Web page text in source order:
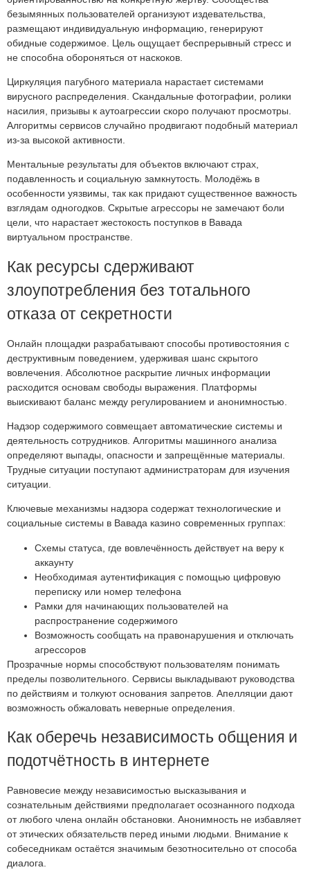
безымянных пользователей организуют издевательства,
размещают индивидуальную информацию, генерируют
обидные содержимое. Цель ощущает беспрерывный стресс и
не способна обороняться от наскоков.
Циркуляция пагубного материала нарастает системами
вирусного распределения. Скандальные фотографии, ролики
насилия, призывы к аутоагрессии скоро получают просмотры.
Алгоритмы сервисов случайно продвигают подобный материал
из-за высокой активности.
Ментальные результаты для объектов включают страх,
подавленность и социальную замкнутость. Молодёжь в
особенности уязвимы, так как придают существенное важность
взглядам одногодков. Скрытые агрессоры не замечают боли
цели, что нарастает жестокость поступков в Вавада
виртуальном пространстве.
Как ресурсы сдерживают
злоупотребления без тотального
отказа от секретности
Онлайн площадки разрабатывают способы противостояния с
деструктивным поведением, удерживая шанс скрытого
вовлечения. Абсолютное раскрытие личных информации
расходится основам свободы выражения. Платформы
выискивают баланс между регулированием и анонимностью.
Надзор содержимого совмещает автоматические системы и
деятельность сотрудников. Алгоритмы машинного анализа
определяют выпады, опасности и запрещённые материалы.
Трудные ситуации поступают администраторам для изучения
ситуации.
Ключевые механизмы надзора содержат технологические и
социальные системы в Вавада казино современных группах:
Схемы статуса, где вовлечённость действует на веру к
аккаунту
Необходимая аутентификация с помощью цифровую
переписку или номер телефона
Рамки для начинающих пользователей на
распространение содержимого
Возможность сообщать на правонарушения и отключать
агрессоров
Прозрачные нормы способствуют пользователям понимать
пределы позволительного. Сервисы выкладывают руководства
по действиям и толкуют основания запретов. Апелляции дают
возможность обжаловать неверные определения.
Как оберечь независимость общения и
подотчётность в интернете
Равновесие между независимостью высказывания и
сознательным действиями предполагает осознанного подхода
от любого члена онлайн обстановки. Анонимность не избавляет
от этических обязательств перед иными людьми. Внимание к
собеседникам остаётся значимым безотносительно от способа
диалога.